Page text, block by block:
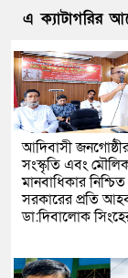
এ ক্যাটাগরির
আদিবাসী
সংস্কৃতি এবং
মানবাধিকার
সরকারের প্রতি
ডা:দিবালোক